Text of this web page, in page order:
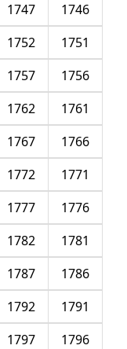
1746
1747
1751
1752
1756
1757
1761
1762
1766
1767
1771
1772
1776
1777
1781
1782
1786
1787
1791
1792
1796
1797